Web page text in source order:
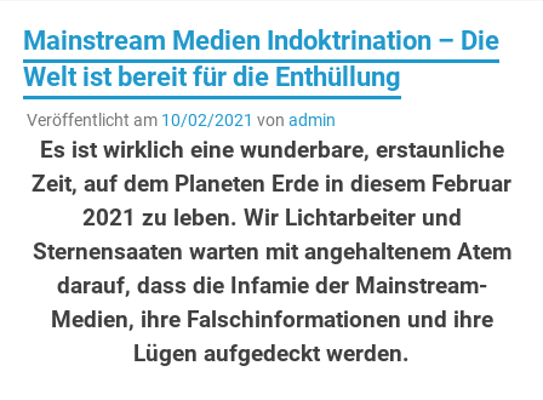
Mainstream Medien Indoktrination – Die
Welt ist bereit für die Enthüllung
Veröffentlicht am 10/02/2021 von admin
Es ist wirklich eine wunderbare, erstaunliche
Zeit, auf dem Planeten Erde in diesem Februar
2021 zu leben. Wir Lichtarbeiter und
Sternensaaten warten mit angehaltenem Atem
darauf, dass die Infamie der Mainstream-
Medien, ihre Falschinformationen und ihre
Lügen aufgedeckt werden.